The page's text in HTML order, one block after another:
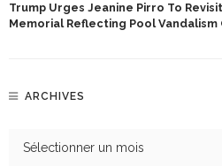
Trump Urges Jeanine Pirro To
Memorial Reflecting Pool Vandalism
ARCHIVES